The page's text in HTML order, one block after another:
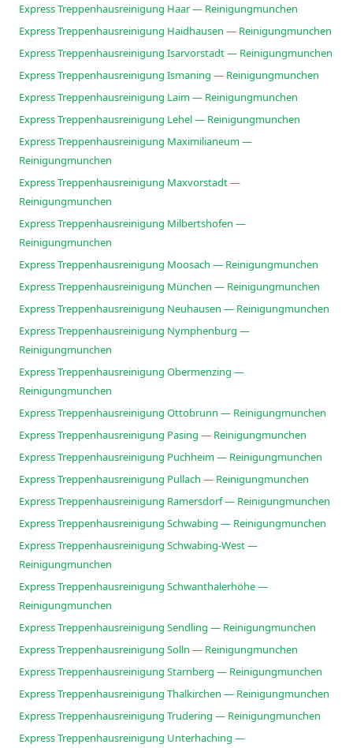
Express Treppenhausreinigung Haar — Reinigungmunchen
Express Treppenhausreinigung Haidhausen — Reinigungmunchen
Express Treppenhausreinigung Isarvorstadt — Reinigungmunchen
Express Treppenhausreinigung Ismaning — Reinigungmunchen
Express Treppenhausreinigung Laim — Reinigungmunchen
Express Treppenhausreinigung Lehel — Reinigungmunchen
Express Treppenhausreinigung Maximilianeum —
Reinigungmunchen
Express Treppenhausreinigung Maxvorstadt —
Reinigungmunchen
Express Treppenhausreinigung Milbertshofen —
Reinigungmunchen
Express Treppenhausreinigung Moosach — Reinigungmunchen
Express Treppenhausreinigung München — Reinigungmunchen
Express Treppenhausreinigung Neuhausen — Reinigungmunchen
Express Treppenhausreinigung Nymphenburg —
Reinigungmunchen
Express Treppenhausreinigung Obermenzing —
Reinigungmunchen
Express Treppenhausreinigung Ottobrunn — Reinigungmunchen
Express Treppenhausreinigung Pasing — Reinigungmunchen
Express Treppenhausreinigung Puchheim — Reinigungmunchen
Express Treppenhausreinigung Pullach — Reinigungmunchen
Express Treppenhausreinigung Ramersdorf — Reinigungmunchen
Express Treppenhausreinigung Schwabing — Reinigungmunchen
Express Treppenhausreinigung Schwabing-West —
Reinigungmunchen
Express Treppenhausreinigung Schwanthalerhöhe —
Reinigungmunchen
Express Treppenhausreinigung Sendling — Reinigungmunchen
Express Treppenhausreinigung Solln — Reinigungmunchen
Express Treppenhausreinigung Starnberg — Reinigungmunchen
Express Treppenhausreinigung Thalkirchen — Reinigungmunchen
Express Treppenhausreinigung Trudering — Reinigungmunchen
Express Treppenhausreinigung Unterhaching —